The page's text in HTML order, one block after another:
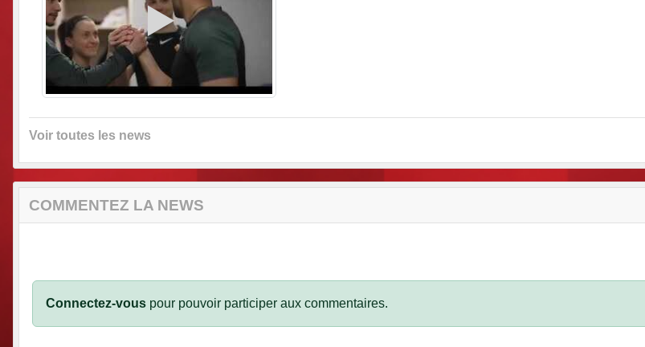
Voir toutes les news
COMMENTEZ LA NEWS
Connectez-vous pour pouvoir participer aux commentaires.